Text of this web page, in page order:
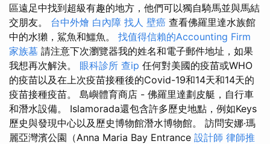
區遠足中找到超級有趣的地方，他們可以獨自騎馬並與馬結
交朋友。 台中外燴 白內障 找人 壁癌 查看佛羅里達水族館
中的水獺，鯊魚和鱷魚。 找值得信賴的Accounting Firm
家族墓 請注意下次瀏覽器我的姓名和電子郵件地址，如果
我想再次解決。 眼科診所 查ip 任何對美國的疫苗或WHO
的疫苗以及在上次疫苗接種後的Covid-19和14天和14天的
疫苗接種疫苗。 島嶼體育商店 - 佛羅里達劃皮艇，自行車
和潛水設備。 Islamorada還包含許多歷史地點，例如Keys
歷史與發現中心以及歷史博物館潛水博物館。 訪問安娜·瑪
麗亞灣濱公園（Anna Maria Bay Entrance 設計師 律師推